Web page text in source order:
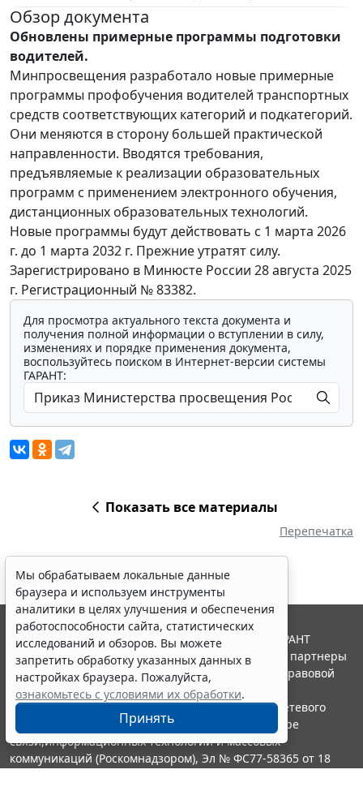
Обзор документа
Обновлены примерные программы подготовки
водителей.
Минпросвещения разработало новые примерные
программы профобучения водителей транспортных
средств соответствующих категорий и подкатегорий.
Они меняются в сторону большей практической
направленности. Вводятся требования,
предъявляемые к реализации образовательных
программ с применением электронного обучения,
дистанционных образовательных технологий.
Новые программы будут действовать с 1 марта 2026
г. до 1 марта 2032 г. Прежние утратят силу.
Зарегистрировано в Минюсте России 28 августа 2025
г. Регистрационный № 83382.
Для просмотра актуального текста документа и
получения полной информации о вступлении в силу,
изменениях и порядке применения документа,
воспользуйтесь поиском в Интернет-версии системы
ГАРАНТ:
Показать все материалы
Перепечатка
Мы обрабатываем локальные данные
браузера и используем инструменты
аналитики в целях улучшения и обеспечения
работоспособности сайта, статистических
исследований и обзоров. Вы можете
запретить обработку указанных данных в
настройках браузера. Пожалуйста,
ознакомьтесь с условиями их обработки.
Принять
© ООО "НПП "ГАРАНТ-СЕРВИС", 2026. Система ГАРАНТ
выпускается с 1990 года. Компания "Гарант" и ее партнеры
являются участниками Российской ассоциации правовой
информации ГАРАНТ.
Портал ГАРАНТ.РУ зарегистрирован в качестве сетевого
издания Федеральной службой по надзору в сфере
связи,информационных технологий и массовых
коммуникаций (Роскомнадзором), Эл № ФС77-58365 от 18